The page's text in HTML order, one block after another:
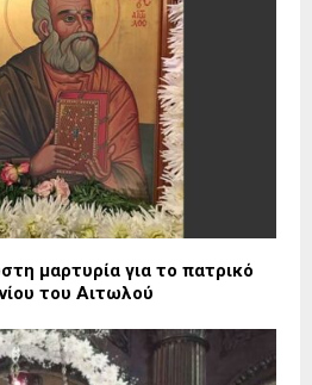
μαρτυρία για το πατρικό
του Αιτωλού